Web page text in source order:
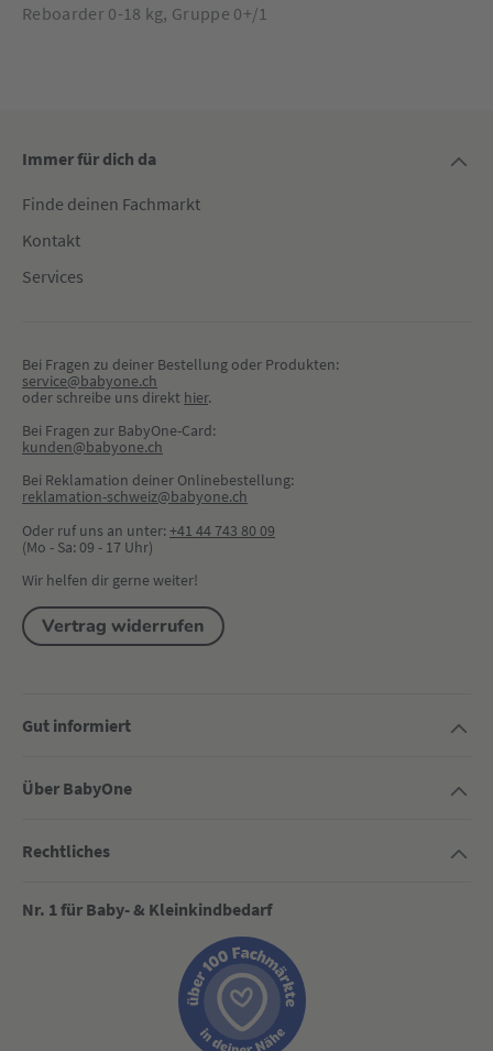
Reboarder 0-18 kg, Gruppe 0+/1
Immer für dich da
Finde deinen Fachmarkt
Kontakt
Services
Bei Fragen zu deiner Bestellung oder Produkten:
service@babyone.ch
oder schreibe uns direkt hier.
Bei Fragen zur BabyOne-Card:
kunden@babyone.ch
Bei Reklamation deiner Onlinebestellung:
reklamation-schweiz@babyone.ch
Oder ruf uns an unter:+41 44 743 80 09
(Mo - Sa: 09 - 17 Uhr)
Wir helfen dir gerne weiter!
Vertrag widerrufen
Gut informiert
Über BabyOne
Rechtliches
Nr. 1 für Baby- & Kleinkindbedarf